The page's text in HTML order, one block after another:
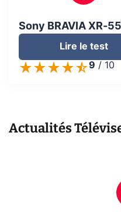
Sony BRAVIA XR-
Lire le test
9 / 10
Actualités